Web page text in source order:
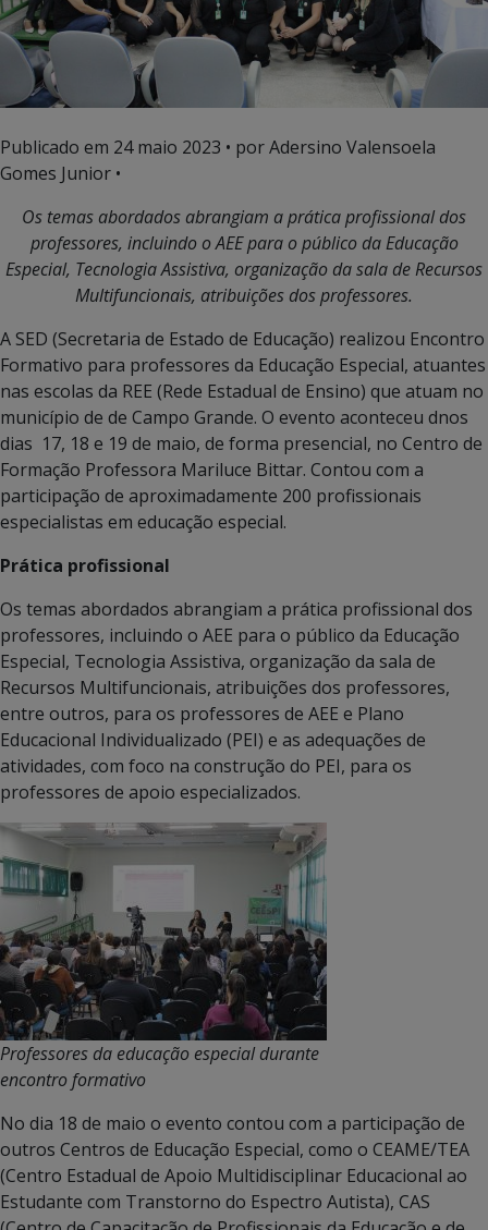
Publicado em 24 maio 2023 • por Adersino Valensoela
Gomes Junior •
Os temas abordados abrangiam a prática profissional dos
professores, incluindo o AEE para o público da Educação
Especial, Tecnologia Assistiva, organização da sala de Recursos
Multifuncionais, atribuições dos professores.
A SED (Secretaria de Estado de Educação) realizou Encontro
Formativo para professores da Educação Especial, atuantes
nas escolas da REE (Rede Estadual de Ensino) que atuam no
município de de Campo Grande. O evento aconteceu dnos
dias 17, 18 e 19 de maio, de forma presencial, no Centro de
Formação Professora Mariluce Bittar. Contou com a
participação de aproximadamente 200 profissionais
especialistas em educação especial.
Prática profissional
Os temas abordados abrangiam a prática profissional dos
professores, incluindo o AEE para o público da Educação
Especial, Tecnologia Assistiva, organização da sala de
Recursos Multifuncionais, atribuições dos professores,
entre outros, para os professores de AEE e Plano
Educacional Individualizado (PEI) e as adequações de
atividades, com foco na construção do PEI, para os
professores de apoio especializados.
Professores da educação especial durante
encontro formativo
No dia 18 de maio o evento contou com a participação de
outros Centros de Educação Especial, como o CEAME/TEA
(Centro Estadual de Apoio Multidisciplinar Educacional ao
Estudante com Transtorno do Espectro Autista), CAS